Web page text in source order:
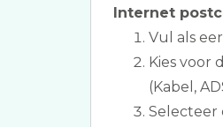
Internet
Vul als
Kies voor
(Kabel,
Selecteer